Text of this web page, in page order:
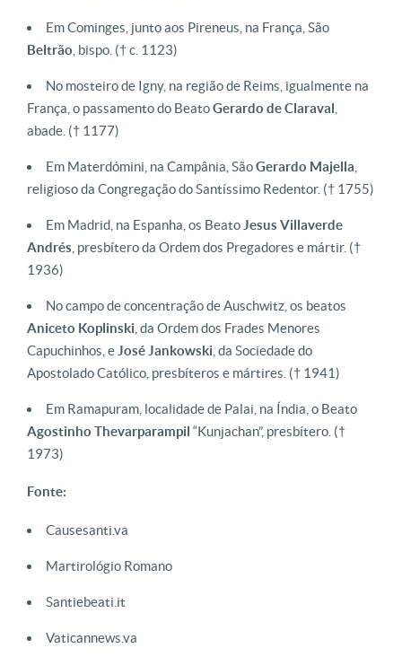
Em Cominges, junto aos Pireneus, na França, São
Beltrão , bispo. († c. 1123)
No mosteiro de Igny, na região de Reims, igualmente na
França, o passamento do BeatoGerardo deClaraval
abade. († 1177)
Em Materdómini, na Campânia, SãoGerardo Majella
religioso da Congregação do Santíssimo Redentor. († 1755)
Em Madrid, na Espanha, os Beato Jesus Villaverde
Andrés , presbítero da Ordem dos Pregadores e mártir. (†
1936)
No campo de concentração de Auschwitz, os beatos
Aniceto Koplinski , da Ordem dos Frades Menores
Capuchinhos, e José Jankowski , da Sociedade do
Apostolado Católico, presbíteros e mártires. († 1941)
Em Ramapuram, localidade de Palai, na Índia, o Beato
Agostinho Thevarparampil “Kunjachan”, presbítero. (†
1973)
Fonte:
Causesanti.va
Martirológio Romano
Santiebeati.it
Vaticannews.va